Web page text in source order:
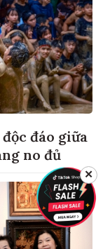
đáo giữa
no đủ
✕